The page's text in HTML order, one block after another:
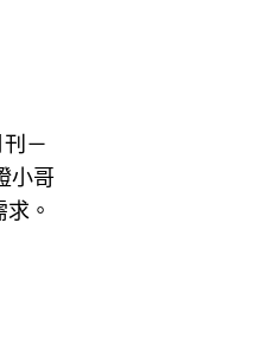
－
小哥
。